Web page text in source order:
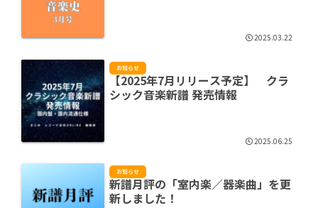
2025.03.22
お知らせ
【2025年7月リリース予定】 クラ
シック音楽新譜 発売情報
2025.06.25
お知らせ
新譜月評の「室内楽／器楽曲」を更
新しました！